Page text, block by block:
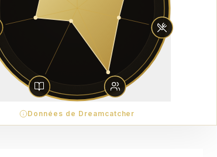
Données de Dreamcatcher